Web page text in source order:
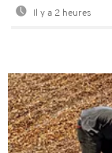
Il y a 2 heures